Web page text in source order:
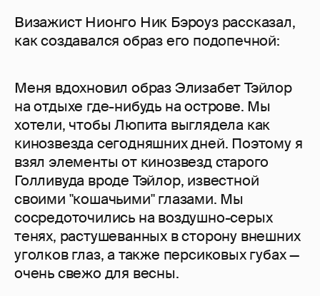
Визажист Нионго Ник Бэроуз рассказал,
как создавался образ его подопечной:
Меня вдохновил образ Элизабет Тэйлор
на отдыхе где-нибудь на острове. Мы
хотели, чтобы Люпита выглядела как
кинозвезда сегодняшних дней. Поэтому я
взял элементы от кинозвезд старого
Голливуда вроде Тэйлор, известной
своими "кошачьими" глазами. Мы
сосредоточились на воздушно-серых
тенях, растушеванных в сторону внешних
уголков глаз, а также персиковых губах —
очень свежо для весны.